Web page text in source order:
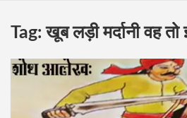
Tag:खूब लड़ी मर्दानी वह तो